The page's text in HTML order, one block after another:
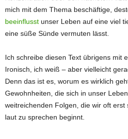
mich mit dem Thema beschäftige,
beeinflusst unser Leben auf eine viel
eine süße Sünde vermuten lässt.
Ich schreibe diesen Text übrigens mit
Ironisch, ich weiß – aber vielleicht
Denn das ist es, worum es wirklich
Gewohnheiten, die sich in unser
weitreichenden Folgen, die wir oft
laut zu sprechen beginnt.